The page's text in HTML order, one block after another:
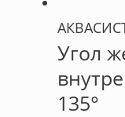
Угол
135°